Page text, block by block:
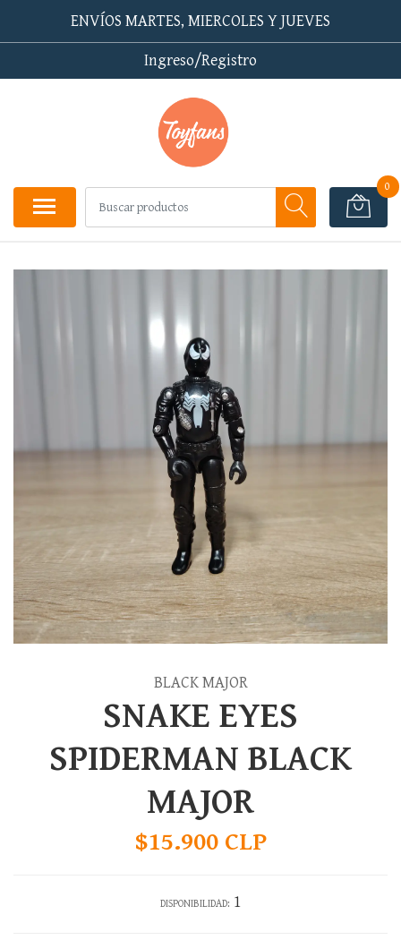
ENVÍOS MARTES, MIERCOLES Y JUEVES
Ingreso/Registro
0
BLACK MAJOR
SNAKE EYES
SPIDERMAN BLACK
MAJOR
$15.900 CLP
DISPONIBILIDAD: 1